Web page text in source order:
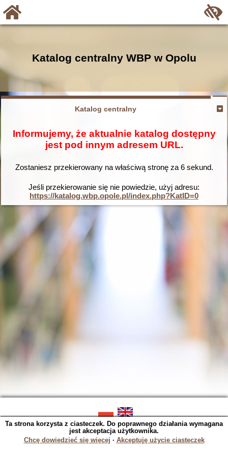
Katalog centralny WBP w Opolu
Katalog centralny
Informujemy, że aktualnie katalog dostępny
jest pod innym adresem URL.
Zostaniesz przekierowany na właściwą stronę za 6sekund.
Jeśli przekierowanie się nie powiedzie, użyj adresu:
https://katalog.wbp.opole.pl/index.php?KatID=0
SOWA OPAC v. 5.22.16 (2023-06-07)
Wygenerowano w 0,0150 s.
Ta strona korzysta z ciasteczek. Do poprawnego działania wymagana
jest akceptacja użytkownika.
Chcę dowiedzieć się więcej ∙ Akceptuję użycie ciasteczek